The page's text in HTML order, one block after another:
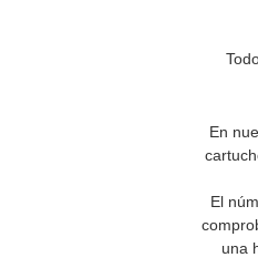
En
El
una